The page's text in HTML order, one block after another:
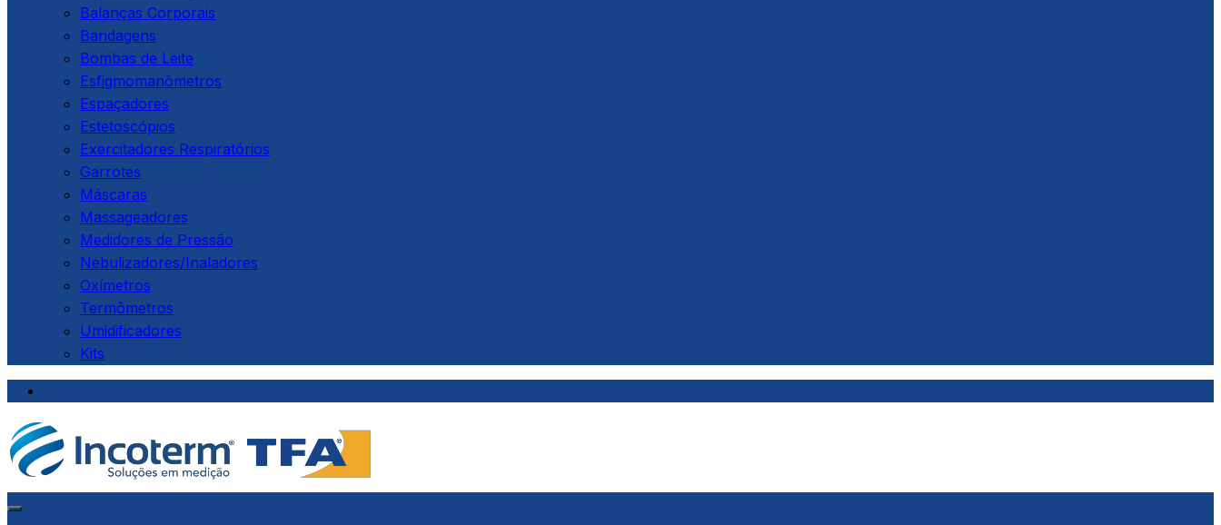
Balanças Corporais
Bandagens
Bombas de Leite
Esfigmomanômetros
Espaçadores
Estetoscópios
Exercitadores Respiratórios
Garrotes
Máscaras
Massageadores
Medidores de Pressão
Nebulizadores/Inaladores
Oxímetros
Termômetros
Umidificadores
Kits